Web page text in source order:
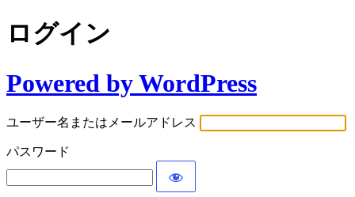
ログイン
Powered by WordPress
ユーザー名またはメールアドレス
パスワード